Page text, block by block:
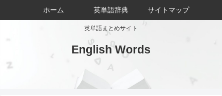
英単語まとめサイト
English Words
ホーム 英単語辞典 サイトマップ